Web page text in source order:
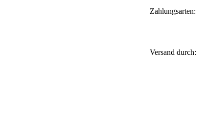
Zahlungsarten:
Versand durch: